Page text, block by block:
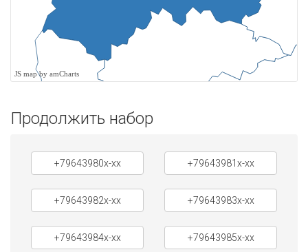
JS map by amCharts
Продолжить набор
+79643980x-xx +79643981x-xx
+79643982x-xx +79643983x-xx
+79643984x-xx +79643985x-xx